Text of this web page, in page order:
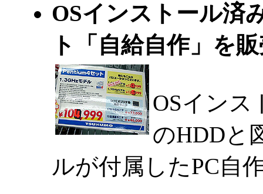
OSインストール済
ト「自給自作」を
OSインス
のHDDと
ルが付属したPC自